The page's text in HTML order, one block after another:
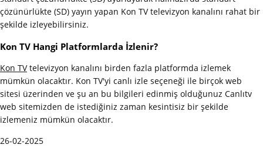
çözünürlükte (SD) yayın yapan Kon TV televizyon kanalını rahat bir
şekilde izleyebilirsiniz.
Kon TV Hangi Platformlarda İzlenir?
Kon TVtelevizyon kanalını birden fazla platformda izlemek
mümkün olacaktır. Kon TV'yi canlı izle seçeneği ile birçok web
sitesi üzerinden ve şu an bu bilgileri edinmiş olduğunuz Canlıtv
web sitemizden de istediğiniz zaman kesintisiz bir şekilde
izlemeniz mümkün olacaktır.
26-02-2025